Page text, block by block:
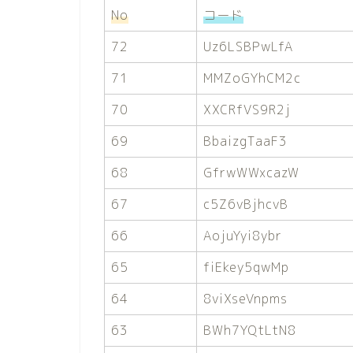
No
コード
72
Uz6LSBPwLfA
71
MMZoGYhCM2c
70
XXCRfVS9R2j
69
BbaizgTaaF3
68
GfrwWWxcazW
67
c5Z6vBjhcvB
66
AojuYyi8ybr
65
fiEkey5qwMp
64
8viXseVnpms
63
BWh7YQtLtN8